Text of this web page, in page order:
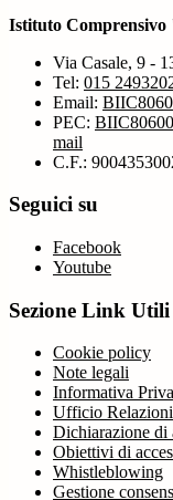
Istituto Comprensivo
Via Casale, 9 -
Tel: 015
Email:
PEC:
mail
C.F.:
Seguici su
Facebook
Youtube
Sezione Link Utili
Cookie policy
Note legali
Informativa
Ufficio
Dichiarazione di
Obiettivi di
Whistleblowing
Gestione